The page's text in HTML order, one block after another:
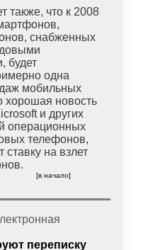
также, что к 2008
снабженных
будет
одна
мобильных
хорошая новость
и других
операционных
телефонов,
ставку на взлет
[в начало]
переписку